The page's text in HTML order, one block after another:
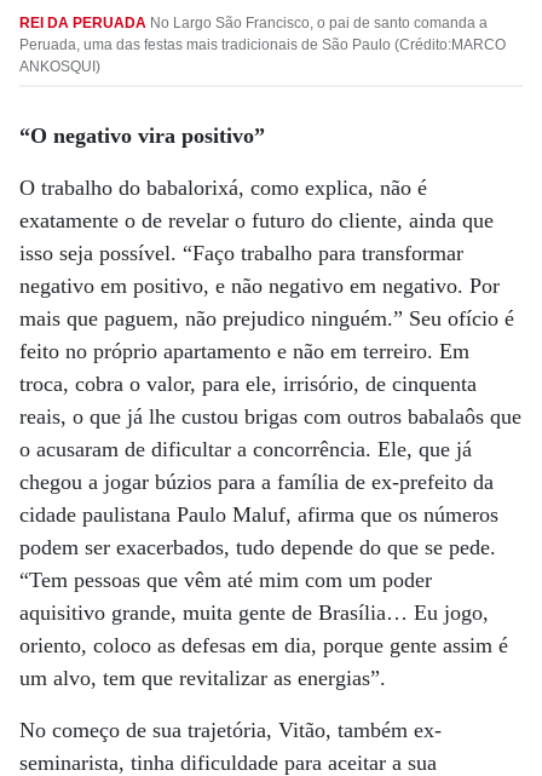
REI DA PERUADA No Largo São Francisco, o pai de santo comanda a
Peruada, uma das festas mais tradicionais de São Paulo (Crédito:MARCO
ANKOSQUI)
“O negativo vira positivo”
O trabalho do babalorixá, como explica, não é
exatamente o de revelar o futuro do cliente, ainda que
isso seja possível. “Faço trabalho para transformar
negativo em positivo, e não negativo em negativo. Por
mais que paguem, não prejudico ninguém.” Seu ofício é
feito no próprio apartamento e não em terreiro. Em
troca, cobra o valor, para ele, irrisório, de cinquenta
reais, o que já lhe custou brigas com outros babalaôs que
o acusaram de dificultar a concorrência. Ele, que já
chegou a jogar búzios para a família de ex-prefeito da
cidade paulistana Paulo Maluf, afirma que os números
podem ser exacerbados, tudo depende do que se pede.
“Tem pessoas que vêm até mim com um poder
aquisitivo grande, muita gente de Brasília… Eu jogo,
oriento, coloco as defesas em dia, porque gente assim é
um alvo, tem que revitalizar as energias”.
No começo de sua trajetória, Vitão, também ex-
seminarista, tinha dificuldade para aceitar a sua